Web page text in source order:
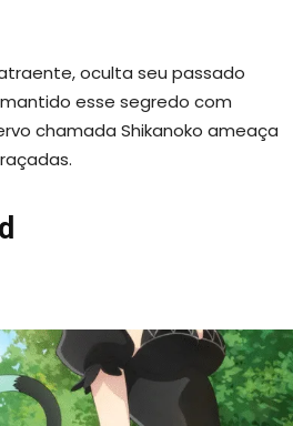
oculta seu passado
esse segredo com
chamada Shikanoko ameaça